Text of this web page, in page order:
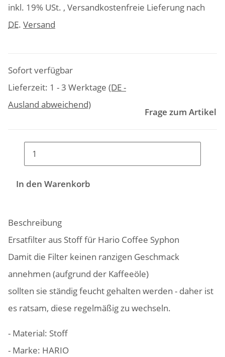
inkl. 19% USt. , Versandkostenfreie Lieferung nach
DE. Versand
Sofort verfügbar
Lieferzeit: 1 - 3 Werktage (DE -
Ausland abweichend)
Frage zum Artikel
In den Warenkorb
Beschreibung
Ersatfilter aus Stoff für Hario Coffee Syphon
Damit die Filter keinen ranzigen Geschmack
annehmen (aufgrund der Kaffeeöle)
sollten sie ständig feucht gehalten werden - daher ist
es ratsam, diese regelmäßig zu wechseln.
- Material: Stoff
- Marke: HARIO